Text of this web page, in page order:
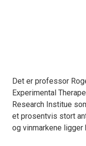
Det er professor
Experimental
Research Institue
et prosentvis stort
og vinmarkene ligger